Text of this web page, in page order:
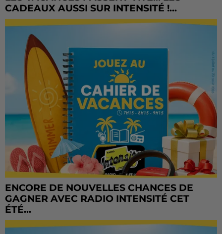
CADEAUX AUSSI SUR INTENSITÉ !...
ENCORE DE NOUVELLES CHANCES DE
GAGNER AVEC RADIO INTENSITÉ CET
ÉTÉ...